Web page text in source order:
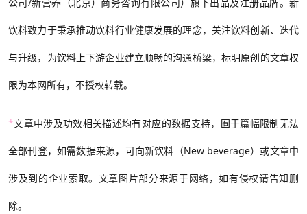
饮料致力于秉承推动饮料行业健康发展的理念，关注饮料创新、迭代
与升级，为饮料上下游企业建立顺畅的沟通桥梁，标明原创的文章权
限为本网所有，不授权转载。
*文章中涉及功效相关描述均有对应的数据支持，囿于篇幅限制无法
全部刊登，如需数据来源，可向新饮料（New beverage）或文章中
涉及到的企业索取。文章图片部分来源于网络，如有侵权请告知删
除。